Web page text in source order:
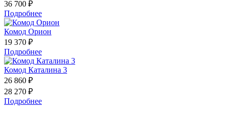
36 700 ₽
Подробнее
Комод Орион
19 370 ₽
Подробнее
Комод Каталина 3
26 860 ₽
28 270 ₽
Подробнее